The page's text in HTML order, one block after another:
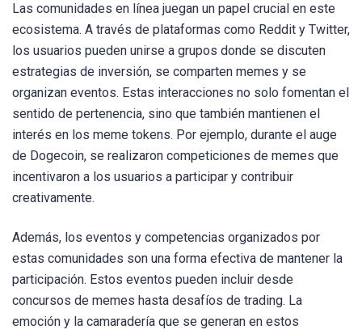
Las comunidades en línea juegan un papel crucial en este
ecosistema. A través de plataformas como Reddit y Twitter,
los usuarios pueden unirse a grupos donde se discuten
estrategias de inversión, se comparten memes y se
organizan eventos. Estas interacciones no solo fomentan el
sentido de pertenencia, sino que también mantienen el
interés en los meme tokens. Por ejemplo, durante el auge
de Dogecoin, se realizaron competiciones de memes que
incentivaron a los usuarios a participar y contribuir
creativamente.
Además, los eventos y competencias organizados por
estas comunidades son una forma efectiva de mantener la
participación. Estos eventos pueden incluir desde
concursos de memes hasta desafíos de trading. La
emoción y la camaradería que se generan en estos